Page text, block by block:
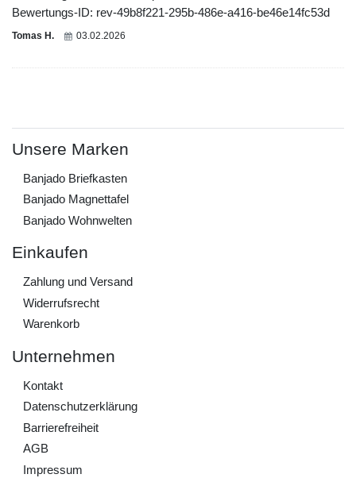
Bewertungs-ID: rev-49b8f221-295b-486e-a416-be46e14fc53d
Tomas H. 03.02.2026
Unsere Marken
Banjado Briefkasten
Banjado Magnettafel
Banjado Wohnwelten
Einkaufen
Zahlung und Versand
Widerrufs­recht
Warenkorb
Unternehmen
Kontakt
Daten­schutz­erklärung
Barrierefreiheit
AGB
Impressum